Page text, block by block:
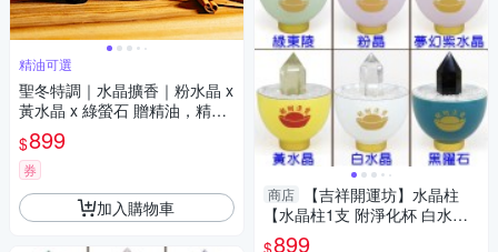
精油可選
聖冬特調｜水晶擴香｜粉水晶 x
黃水晶 x 綠螢石 贈精油，精油
可選
$899
券
加入購物車
商店
【吉祥開運坊】水晶柱
【水晶柱1支 附淨化杯 白水晶
碎石 多款可供選擇】淨化 擇日
899